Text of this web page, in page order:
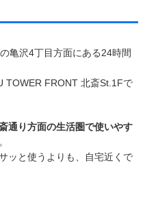
亀沢4丁目方面にある24時間
TOWER FRONT 北斎St.1Fで
通り方面の生活圏で使いやす
ッと使うよりも、自宅近くで